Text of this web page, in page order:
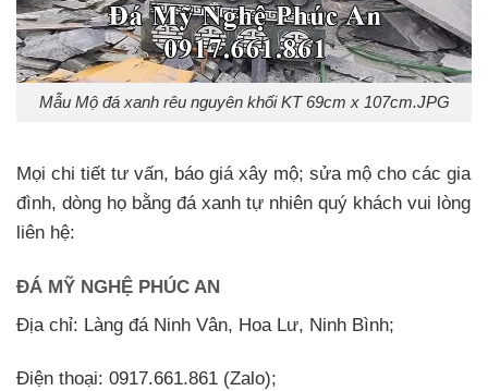
Mẫu Mộ đá xanh rêu nguyên khối KT 69cm x 107cm.JPG
Mọi chi tiết tư vấn, báo giá xây mộ; sửa mộ cho các gia
đình, dòng họ bằng đá xanh tự nhiên quý khách vui lòng
liên hệ:
ĐÁ MỸ NGHỆ PHÚC AN
Địa chỉ: Làng đá Ninh Vân, Hoa Lư, Ninh Bình;
Điện thoại: 0917.661.861 (Zalo);